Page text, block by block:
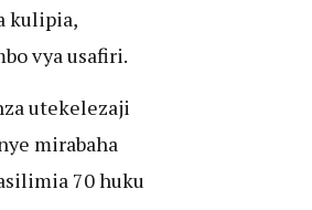
kulipia,
vya usafiri.
utekelezaji
mirabaha
70 huku